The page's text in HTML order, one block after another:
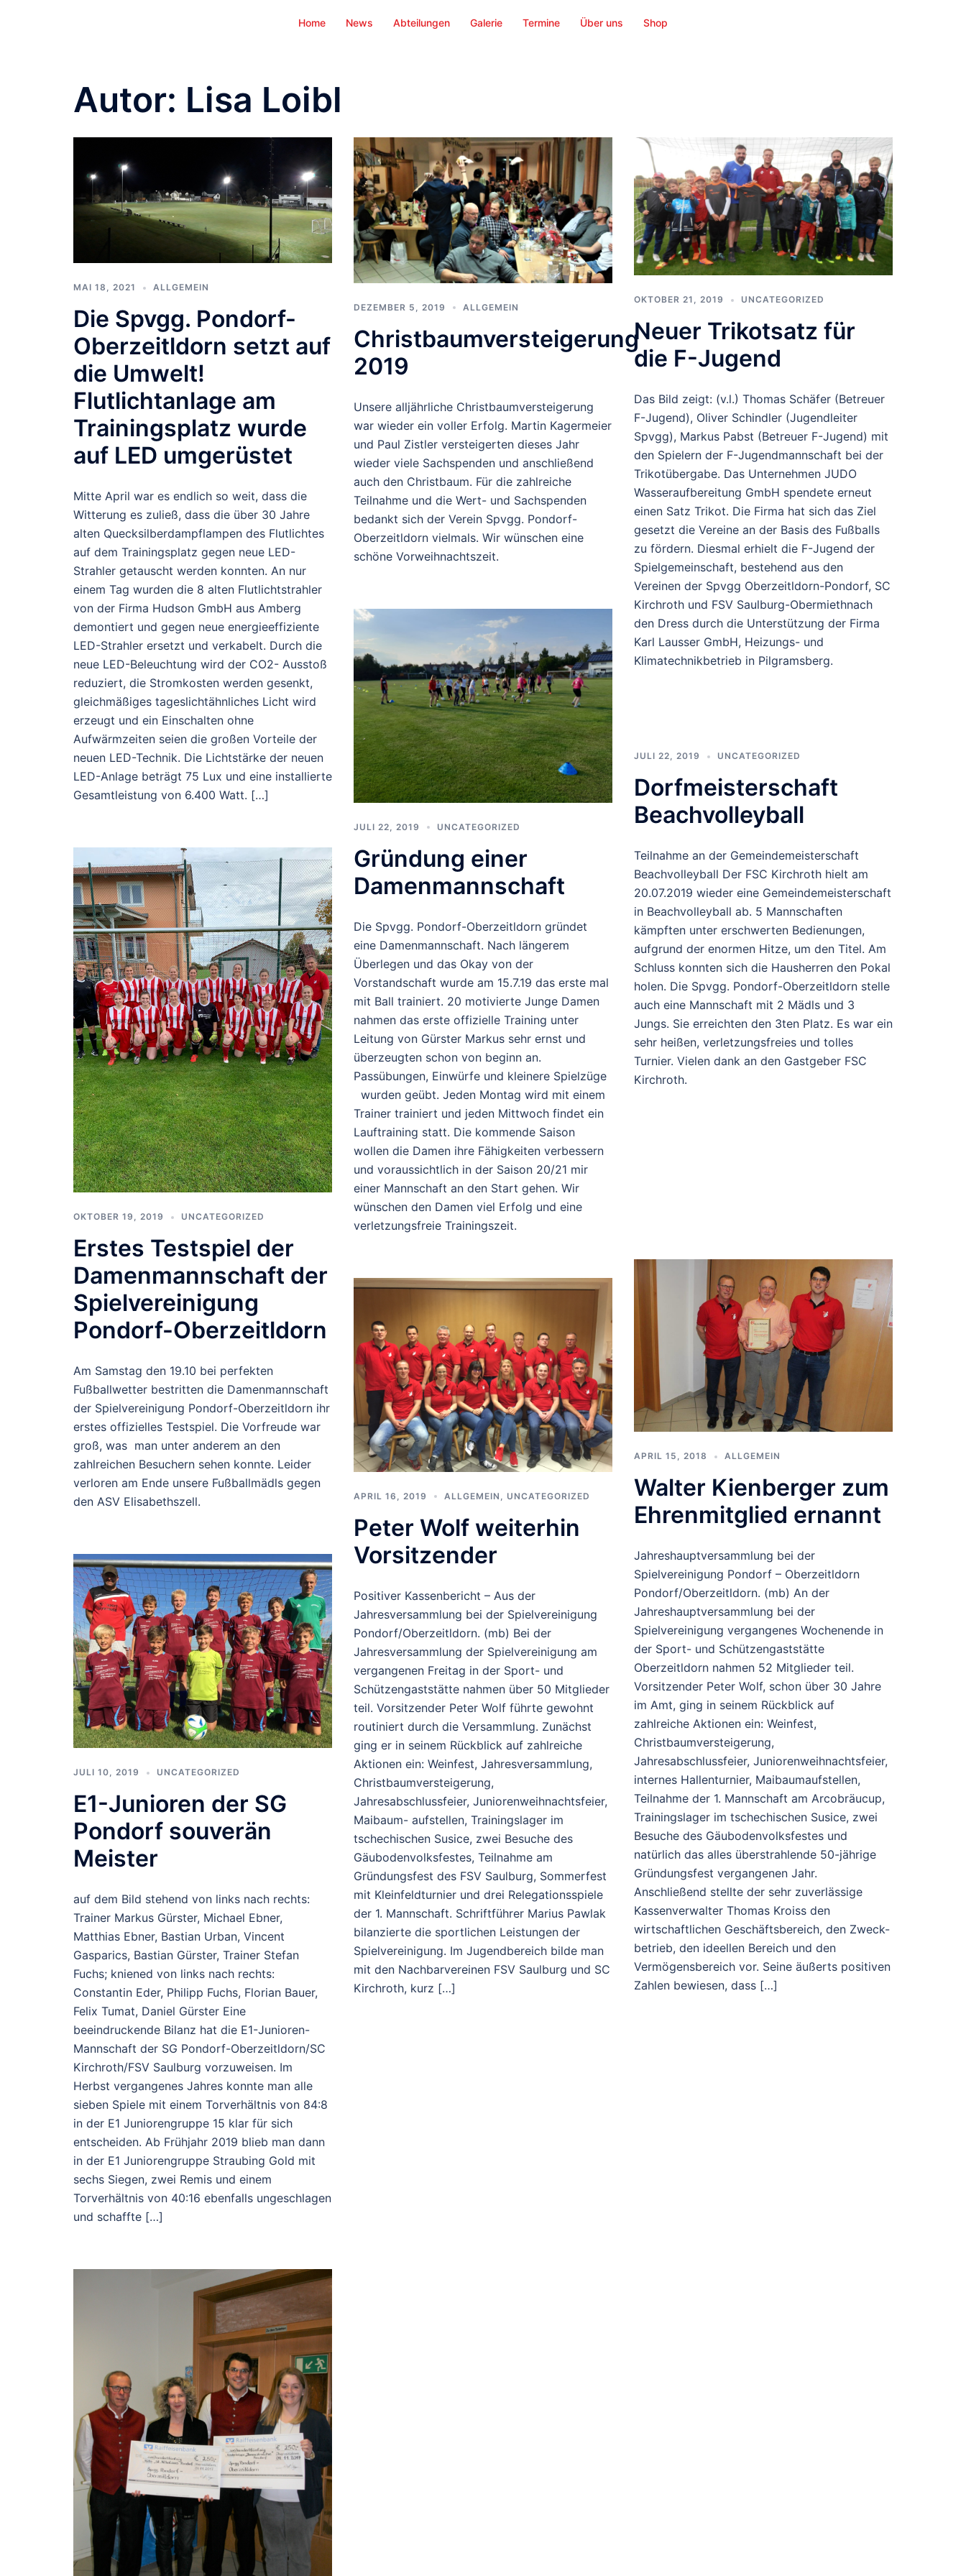
Home News Abteilungen Galerie Termine Über uns Shop
Autor: Lisa Loibl
MAI 18, 2021 ALLGEMEIN
Die Spvgg. Pondorf-
Oberzeitldorn setzt auf
die Umwelt!
Flutlichtanlage am
Trainingsplatz wurde
auf LED umgerüstet
Mitte April war es endlich so weit, dass die
Witterung es zuließ, dass die über 30 Jahre
alten Quecksilberdampflampen des Flutlichtes
auf dem Trainingsplatz gegen neue LED-
Strahler getauscht werden konnten. An nur
einem Tag wurden die 8 alten Flutlichtstrahler
von der Firma Hudson GmbH aus Amberg
demontiert und gegen neue energieeffiziente
LED-Strahler ersetzt und verkabelt. Durch die
neue LED-Beleuchtung wird der CO2- Ausstoß
reduziert, die Stromkosten werden gesenkt,
gleichmäßiges tageslichtähnliches Licht wird
erzeugt und ein Einschalten ohne
Aufwärmzeiten seien die großen Vorteile der
neuen LED-Technik. Die Lichtstärke der neuen
LED-Anlage beträgt 75 Lux und eine installierte
Gesamtleistung von 6.400 Watt. […]
DEZEMBER 5, 2019 ALLGEMEIN
Christbaumversteigerung
2019
Unsere alljährliche Christbaumversteigerung
war wieder ein voller Erfolg. Martin Kagermeier
und Paul Zistler versteigerten dieses Jahr
wieder viele Sachspenden und anschließend
auch den Christbaum. Für die zahlreiche
Teilnahme und die Wert- und Sachspenden
bedankt sich der Verein Spvgg. Pondorf-
Oberzeitldorn vielmals. Wir wünschen eine
schöne Vorweihnachtszeit.
OKTOBER 21, 2019 UNCATEGORIZED
Neuer Trikotsatz für
die F-Jugend
Das Bild zeigt: (v.l.) Thomas Schäfer (Betreuer
F-Jugend), Oliver Schindler (Jugendleiter
Spvgg), Markus Pabst (Betreuer F-Jugend) mit
den Spielern der F-Jugendmannschaft bei der
Trikotübergabe. Das Unternehmen JUDO
Wasseraufbereitung GmbH spendete erneut
einen Satz Trikot. Die Firma hat sich das Ziel
gesetzt die Vereine an der Basis des Fußballs
zu fördern. Diesmal erhielt die F-Jugend der
Spielgemeinschaft, bestehend aus den
Vereinen der Spvgg Oberzeitldorn-Pondorf, SC
Kirchroth und FSV Saulburg-Obermiethnach
den Dress durch die Unterstützung der Firma
Karl Lausser GmbH, Heizungs- und
Klimatechnikbetrieb in Pilgramsberg.
OKTOBER 19, 2019 UNCATEGORIZED
Erstes Testspiel der
Damenmannschaft der
Spielvereinigung
Pondorf-Oberzeitldorn
Am Samstag den 19.10 bei perfekten
Fußballwetter bestritten die Damenmannschaft
der Spielvereinigung Pondorf-Oberzeitldorn ihr
erstes offizielles Testspiel. Die Vorfreude war
groß, was man unter anderem an den
zahlreichen Besuchern sehen konnte. Leider
verloren am Ende unsere Fußballmädls gegen
den ASV Elisabethszell.
JULI 22, 2019 UNCATEGORIZED
Gründung einer
Damenmannschaft
Die Spvgg. Pondorf-Oberzeitldorn gründet
eine Damenmannschaft. Nach längerem
Überlegen und das Okay von der
Vorstandschaft wurde am 15.7.19 das erste mal
mit Ball trainiert. 20 motivierte Junge Damen
nahmen das erste offizielle Training unter
Leitung von Gürster Markus sehr ernst und
überzeugten schon von beginn an.
Passübungen, Einwürfe und kleinere Spielzüge
wurden geübt. Jeden Montag wird mit einem
Trainer trainiert und jeden Mittwoch findet ein
Lauftraining statt. Die kommende Saison
wollen die Damen ihre Fähigkeiten verbessern
und voraussichtlich in der Saison 20/21 mir
einer Mannschaft an den Start gehen. Wir
wünschen den Damen viel Erfolg und eine
verletzungsfreie Trainingszeit.
JULI 22, 2019 UNCATEGORIZED
Dorfmeisterschaft
Beachvolleyball
Teilnahme an der Gemeindemeisterschaft
Beachvolleyball Der FSC Kirchroth hielt am
20.07.2019 wieder eine Gemeindemeisterschaft
in Beachvolleyball ab. 5 Mannschaften
kämpften unter erschwerten Bedienungen,
aufgrund der enormen Hitze, um den Titel. Am
Schluss konnten sich die Hausherren den Pokal
holen. Die Spvgg. Pondorf-Oberzeitldorn stelle
auch eine Mannschaft mit 2 Mädls und 3
Jungs. Sie erreichten den 3ten Platz. Es war ein
sehr heißen, verletzungsfreies und tolles
Turnier. Vielen dank an den Gastgeber FSC
Kirchroth.
JULI 10, 2019 UNCATEGORIZED
E1-Junioren der SG
Pondorf souverän
Meister
auf dem Bild stehend von links nach rechts:
Trainer Markus Gürster, Michael Ebner,
Matthias Ebner, Bastian Urban, Vincent
Gasparics, Bastian Gürster, Trainer Stefan
Fuchs; kniened von links nach rechts:
Constantin Eder, Philipp Fuchs, Florian Bauer,
Felix Tumat, Daniel Gürster Eine
beeindruckende Bilanz hat die E1-Junioren-
Mannschaft der SG Pondorf-Oberzeitldorn/SC
Kirchroth/FSV Saulburg vorzuweisen. Im
Herbst vergangenes Jahres konnte man alle
sieben Spiele mit einem Torverhältnis von 84:8
in der E1 Juniorengruppe 15 klar für sich
entscheiden. Ab Frühjahr 2019 blieb man dann
in der E1 Juniorengruppe Straubing Gold mit
sechs Siegen, zwei Remis und einem
Torverhältnis von 40:16 ebenfalls ungeschlagen
und schaffte […]
APRIL 16, 2019 ALLGEMEIN UNCATEGORIZED
Peter Wolf weiterhin
Vorsitzender
Positiver Kassenbericht – Aus der
Jahresversammlung bei der Spielvereinigung
Pondorf/Oberzeitldorn. (mb) Bei der
Jahresversammlung der Spielvereinigung am
vergangenen Freitag in der Sport- und
Schützengaststätte nahmen über 50 Mitglieder
teil. Vorsitzender Peter Wolf führte gewohnt
routiniert durch die Versammlung. Zunächst
ging er in seinem Rückblick auf zahlreiche
Aktionen ein: Weinfest, Jahresversammlung,
Christbaumversteigerung,
Jahresabschlussfeier, Juniorenweihnachtsfeier,
Maibaum- aufstellen, Trainingslager im
tschechischen Susice, zwei Besuche des
Gäubodenvolksfestes, Teilnahme am
Gründungsfest des FSV Saulburg, Sommerfest
mit Kleinfeldturnier und drei Relegationsspiele
der 1. Mannschaft. Schriftführer Marius Pawlak
bilanzierte die sportlichen Leistungen der
Spielvereinigung. Im Jugendbereich bilde man
mit den Nachbarvereinen FSV Saulburg und SC
Kirchroth, kurz […]
APRIL 15, 2018 ALLGEMEIN
Walter Kienberger zum
Ehrenmitglied ernannt
Jahreshauptversammlung bei der
Spielvereinigung Pondorf – Oberzeitldorn
Pondorf/Oberzeitldorn. (mb) An der
Jahreshauptversammlung bei der
Spielvereinigung vergangenes Wochenende in
der Sport- und Schützengaststätte
Oberzeitldorn nahmen 52 Mitglieder teil.
Vorsitzender Peter Wolf, schon über 30 Jahre
im Amt, ging in seinem Rückblick auf
zahlreiche Aktionen ein: Weinfest,
Christbaumversteigerung,
Jahresabschlussfeier, Juniorenweihnachtsfeier,
internes Hallenturnier, Maibaumaufstellen,
Teilnahme der 1. Mannschaft am Arcobräucup,
Trainingslager im tschechischen Susice, zwei
Besuche des Gäubodenvolksfestes und
natürlich das alles überstrahlende 50-jährige
Gründungsfest vergangenen Jahr.
Anschließend stellte der sehr zuverlässige
Kassenverwalter Thomas Kroiss den
wirtschaftlichen Geschäftsbereich, den Zweck-
betrieb, den ideellen Bereich und den
Vermögensbereich vor. Seine äußerts positiven
Zahlen bewiesen, dass […]